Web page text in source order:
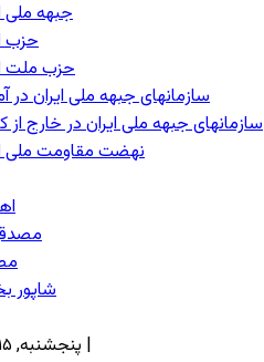
- جبهه ملی
- حزب
- حزب ملت
- سازمانهای جبهه ملی ایران در
- سازمانهای جبهه ملی ایران در خارج
- نهضت مقاومت ملی
-
-
-
- شاپور
پنجشنبه, ۱۵ مرداد , ۱۴۰۵ |